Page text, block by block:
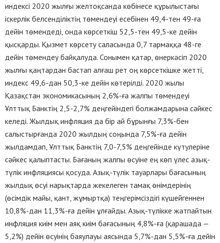
индексі 2020 жылғы желтоқсанда көбінесе құрылыстағы
іскерлік белсенділіктің төмендеуі есебінен 49,4-тен 49-ға
дейін төмендеді, онда көрсеткіш 52,5-тен 49,5-ке дейін
қысқарды. Қызмет көрсету саласында 0,7 тармаққа 48-ге
дейін төмендеу байқалуда. Сонымен қатар, өнеркәсіп 2020
жылғы қаңтардан бастап алғаш рет оң көрсеткішке жетті,
индекс 49,6-дан 50,3-ке дейін көтерілді. 2020 жылы
Қазақстан экономикасының 2,6%-ға жалпы төмендеуі
Ұлттық Банктің 2,5-2,7% деңгейіндегі болжамдарына сәйкес
келеді. Жылдық инфляция да бір ай бұрынғы 7,3%-бен
салыстырғанда 2020 жылдың соңында 7,5%-ға дейін
жылдамдап, Ұлттық Банктің 7,0-7,5% деңгейінде күтулеріне
сәйкес қалыптасты. Бағаның жалпы өсуіне ең көп үлес азық-
түлік инфляциясы қосуда. Азық-түлік тауарлары бағасының
жылдық өсуі нарықтарда жекелеген тамақ өнімдерінің
(өсімдік майы, қант, жұмыртқа) теңгерімсіздігі күшейгеннен
10,8%-дан 11,3%-ға дейін ұлғайды. Азық-түлікке жатпайтын
инфляция киім мен аяқ киім бағасының 4,8%-ға (қарашада —
5,2%) дейін өсуінің баяулауы аясында 5,7%-дан 5,5%-ға дейін